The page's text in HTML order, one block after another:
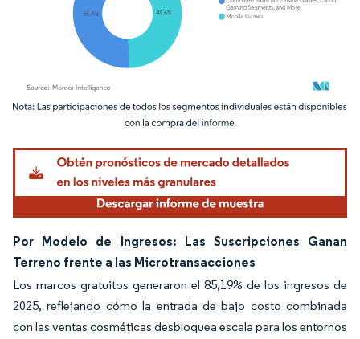
Imagen © Mordor Intelligence. El uso requiere atribución según CC BY 4.0.
Por Modelo de Ingresos: Las Suscripciones Ganan
Terreno frente a las Microtransacciones
Los marcos gratuitos generaron el 85,19% de los ingresos de
2025, reflejando cómo la entrada de bajo costo combinada
con las ventas cosméticas desbloquea escala para los entornos